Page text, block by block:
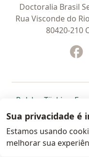
Doctoralia Brasil
Rua Visconde do
80420-210
Polska abre num
Türkiye
Portugal abre
, México ,
Sua privacidade é
Estamos usando
melhorar sua